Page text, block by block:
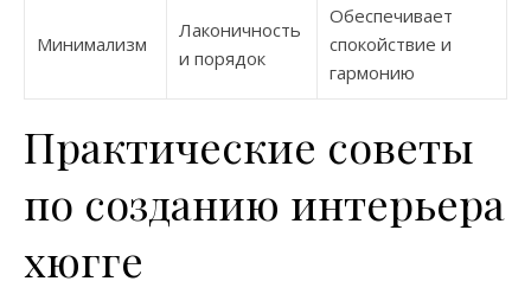
Минимализм
Лаконичность
и порядок
Обеспечивает
спокойствие и
гармонию
Практические советы
по созданию интерьера
хюгге